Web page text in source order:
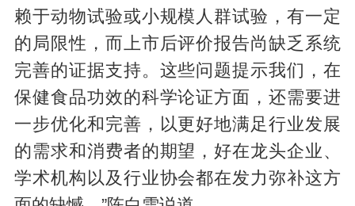
赖于动物试验或小规模人群试验，有一定
的局限性，而上市后评价报告尚缺乏系统
完善的证据支持。这些问题提示我们，在
保健食品功效的科学论证方面，还需要进
一步优化和完善，以更好地满足行业发展
的需求和消费者的期望，好在龙头企业、
学术机构以及行业协会都在发力弥补这方